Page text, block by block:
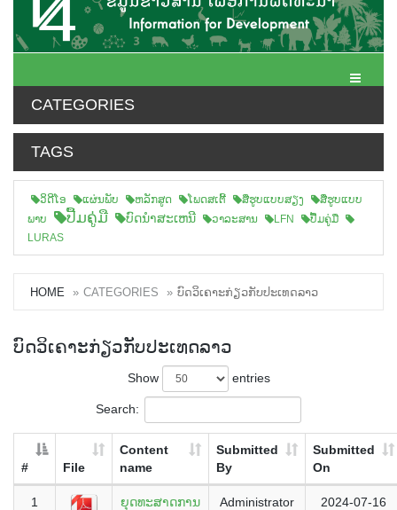
Toggle
CATEGORIES
TAGS
ວິດີໂອ ແຜ່ນພັບ ຫລັກສູດ ໂພດສເຕີ້ ສືຮູບແບບສຽງ
ສື່ຮູບແບບ
ພາບ
ປື້ມຄູ່ມື ບົດນຳສະເຫນີ ວາລະສານ LFN
ປື້ມຄູ່ມື
LURAS
HOME CATEGORIES ບົດວິເຄາະກ່ຽວກັບປະເທດລາວ
ບົດວິເຄາະກ່ຽວກັບປະເທດລາວ
Show entries
Search:
# File
Content
name
Submitted
By
Submitted
On
1
ຍຸດທະສາດການ
Administrator
2024-07-16